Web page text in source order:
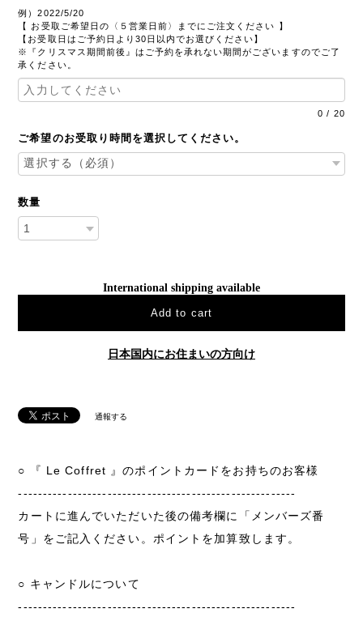
例）2022/5/20
【 お受取ご希望日の〈５営業日前〉までにご注文ください 】
【お受取日はご予約日より30日以内でお選びください】
※『クリスマス期間前後』はご予約を承れない期間がございますのでご了
承ください。
0 / 20
ご希望のお受取り時間を選択してください。
数量
International shipping available
Add to cart
日本国内にお住まいの方向け
通報する
○ 『 Le Coffret 』のポイントカードをお持ちのお客様
--------------------------------------------------------
カートに進んでいただいた後の備考欄に「メンバーズ番
号」をご記入ください。ポイントを加算致します。
○ キャンドルについて
--------------------------------------------------------